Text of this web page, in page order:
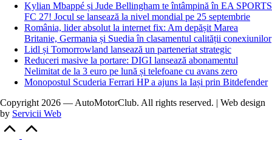
Kylian Mbappé și Jude Bellingham te întâmpină în EA SPORTS
FC 27! Jocul se lansează la nivel mondial pe 25 septembrie
România, lider absolut la internet fix: Am depășit Marea
Britanie, Germania și Suedia în clasamentul calității conexiunilor
Lidl și Tomorrowland lansează un parteneriat strategic
Reduceri masive la portare: DIGI lansează abonamentul
Nelimitat de la 3 euro pe lună și telefoane cu avans zero
Monopostul Scuderia Ferrari HP a ajuns la Iași prin Bitdefender
Copyright 2026 — AutoMotorClub. All rights reserved. | Web design
by Servicii Web